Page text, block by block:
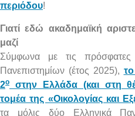
περιόδου!
Γιατί εδώ ακαδημαϊκή
μαζί
Σύμφωνα με τις πρόσφατες
Πανεπιστημίων (έτος 2025),
2ο
στην Ελλάδα (και στη
τομέα της «Οικολογίας και
τα μόλις δύο Ελληνικά